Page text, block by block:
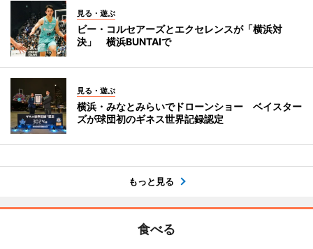
見る・遊ぶ
ビー・コルセアーズとエクセレンスが「横浜対
決」 横浜BUNTAIで
見る・遊ぶ
横浜・みなとみらいでドローンショー ベイスター
ズが球団初のギネス世界記録認定
もっと見る
食べる